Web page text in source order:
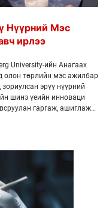
Нүүрний Мэс
ирлээ
University-ийн Анагаах
олон төрлийн мэс ажилбар
эрүү нүүрний
шинэ үеийн инноваци
гаргаж, ашиглаж
анагаах ухааны